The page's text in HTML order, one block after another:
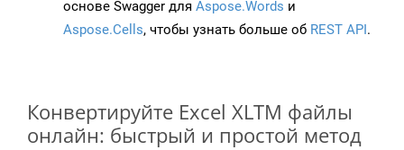
основе Swagger для Aspose.Words и
Aspose.Cells, чтобы узнать больше об REST API.
Конвертируйте Excel XLTM файлы
онлайн: быстрый и простой метод